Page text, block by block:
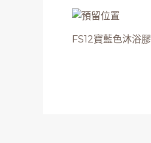
FS12寶藍色沐浴膠